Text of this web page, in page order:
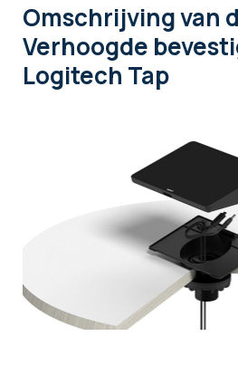
Omschrijvingvan
Verhoogde
Logitech Tap